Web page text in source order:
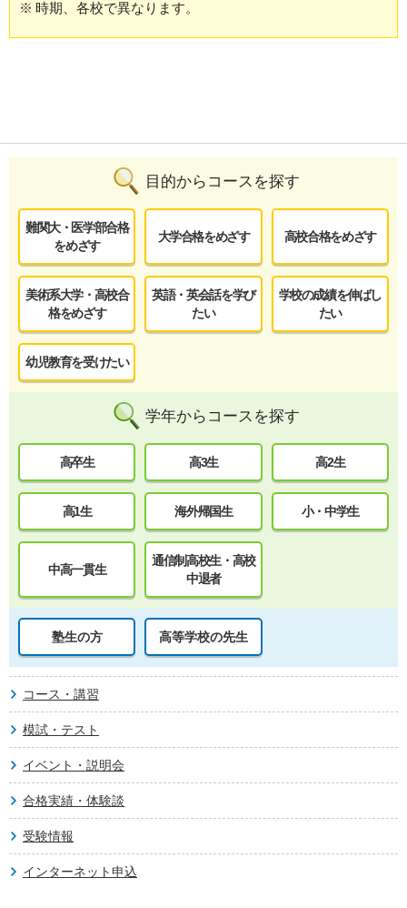
※ 時期、各校で異なります。
目的からコースを探す
難関大・医学部合格
をめざす
大学合格をめざす 高校合格をめざす
美術系大学・高校合
格をめざす
英語・英会話を学び
たい
学校の成績を伸ばし
たい
幼児教育を受けたい
学年からコースを探す
高卒生 高3生 高2生
高1生 海外帰国生 小・中学生
中高一貫生
通信制高校生・高校
中退者
塾生の方 高等学校の先生
コース・講習
模試・テスト
イベント・説明会
合格実績・体験談
受験情報
インターネット申込